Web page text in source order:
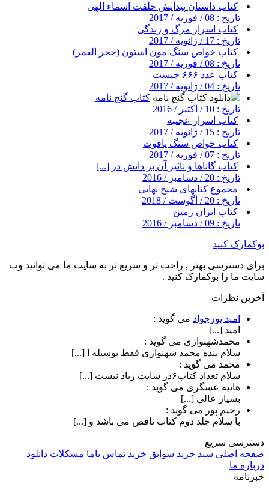
کتاب داستان پیدایش خلقت اسماء الهی
تاریخ : 08 / فوریه / 2017
کتاب اسرار مرگ و زندگی
تاریخ : 17 / ژانویه / 2017
کتاب خواص سنگ مون استون (حجر القمر)
تاریخ : 08 / فوریه / 2017
کتاب عدد ۶۶۶ چیست
تاریخ : 04 / ژانویه / 2017
کتاب گنج نامه
تاریخ : 10 / اکتبر / 2016
کتاب اسرار عجیبه
تاریخ : 15 / ژانویه / 2017
کتاب خواص سنگ یاقوت
تاریخ : 07 / فوریه / 2017
کتاب گاتاها و تاثیر آن بر دانش در [...]
تاریخ : 20 / دسامبر / 2016
مجموع کتابهای شیخ بهایی
تاریخ : 20 / آگوست / 2018
کتاب ایران زمین
تاریخ : 09 / دسامبر / 2016
بوکمارک کنید
برای دسترسی بهتر , راحت تر و سریع تر به سایت ما می توانید وب
سایت ما را بوکمارک کنید .
آخرین نظرات
امید پورجواد می گوید :
امید [...]
محمدشهنوازی می گوید :
سلام بنده محمد شهنوازی فقط بوسیله ا [...]
محمد می گوید :
سلام تعداد کتاب۶در سایت زیاد نیست [...]
هانیه عسگری می گوید :
بسیار عالی [...]
رحیم پور می گوید :
با سلام جلد دوم کتاب ناقص می باشد و [...]
دسترسی سریع
صفحه اصلی سبد خرید سوابق خرید تماس باما مشکلات دانلود
درباره ما
خبرنامه